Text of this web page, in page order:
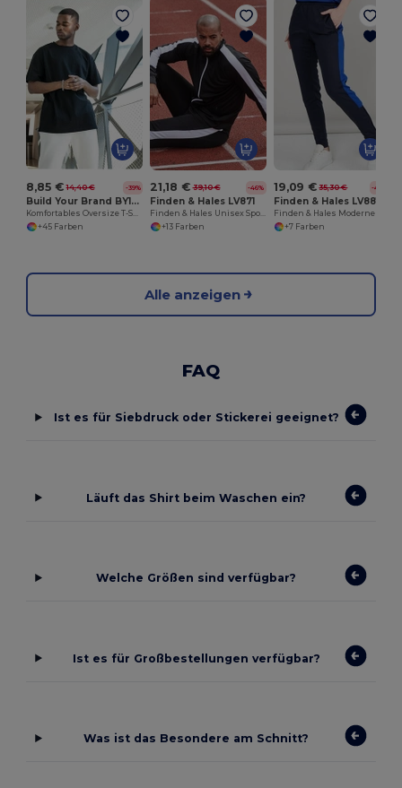
8,85 € 14,40 € -39%
Build Your Brand BY102
Komfortables Oversize T-Shirt für Herren
+45 Farben
21,18 € 39,10 € -46%
Finden & Hales LV871
Finden & Hales Unisex Sportjacke Komfort
+13 Farben
19,09 € 35,30 € -46%
Finden & Hales LV881
+7 Farben
Alle anzeigen
FAQ
Ist es für Siebdruck oder Stickerei geeignet?
Läuft das Shirt beim Waschen ein?
Welche Größen sind verfügbar?
Ist es für Großbestellungen verfügbar?
Was ist das Besondere am Schnitt?